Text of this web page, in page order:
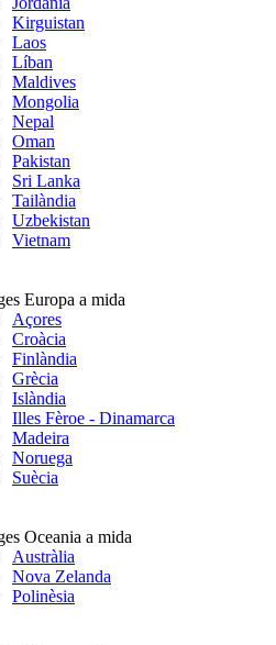
Kirguistan
Laos
Líban
Maldives
Mongolia
Nepal
Oman
Pakistan
Sri Lanka
Tailàndia
Uzbekistan
Vietnam
Europa a mida
Açores
Croàcia
Finlàndia
Grècia
Islàndia
Illes Fèroe - Dinamarca
Madeira
Noruega
Suècia
Oceania a mida
Austràlia
Nova Zelanda
Polinèsia